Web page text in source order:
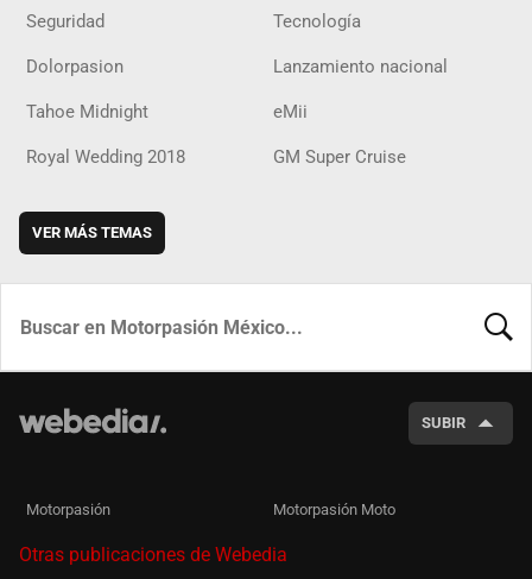
Seguridad Tecnología
Dolorpasion Lanzamiento nacional
Tahoe Midnight eMii
Royal Wedding 2018 GM Super Cruise
VER MÁS TEMAS
SUBIR
Motorpasión Motorpasión Moto
Otras publicaciones de Webedia